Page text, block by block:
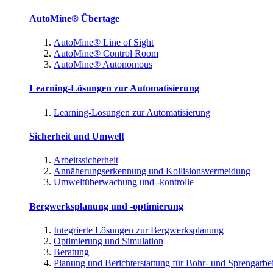
AutoMine® Übertage
AutoMine® Line of Sight
AutoMine® Control Room
AutoMine® Autonomous
Learning-Lösungen zur Automatisierung
Learning-Lösungen zur Automatisierung
Sicherheit und Umwelt
Arbeitssicherheit
Annäherungserkennung und Kollisionsvermeidung
Umweltüberwachung und -kontrolle
Bergwerksplanung und -optimierung
Integrierte Lösungen zur Bergwerksplanung
Optimierung und Simulation
Beratung
Planung und Berichterstattung für Bohr- und